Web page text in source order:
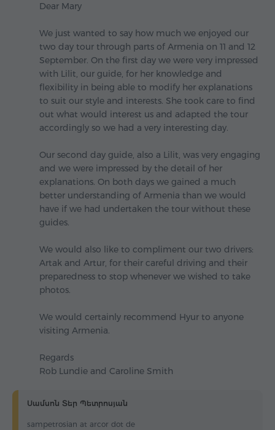
Dear Mary
We just wanted to say how much we enjoyed our
two day tour through parts of Armenia on 11 and 12
September. On the first day we were very impressed
with Lilit, our guide, for her knowledge and
flexibility in being able to modify her explanations
to suit our style and interests. She took care to find
out what would interest us and adapted the tour
accordingly so we had a very interesting day.
Our second day guide, also a Lilit, was very engaging
and we were impressed by the detail of her
explanations. On both days we gained a much
better understanding of Armenia than we would
have if we had undertaken the tour without these
guides.
We would also like to compliment our two drivers:
Artak and Artur, for their careful driving and their
preparedness to stop whenever we wished to take
photos.
We would certainly recommend Hyur to anyone
visiting Armenia.
Regards
Rob Lundie and Caroline Smith
Սամսոն Տեր Պետրոսյան
sampetrosian at arcor dot de